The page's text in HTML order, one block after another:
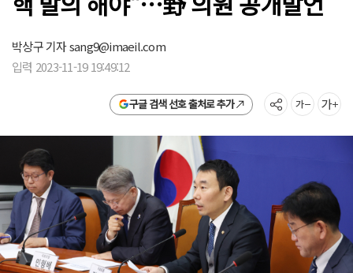
박상구 기자sang9@imaeil.com
입력 2023-11-19 19:49:12
구글 검색 선호 출처로 추가